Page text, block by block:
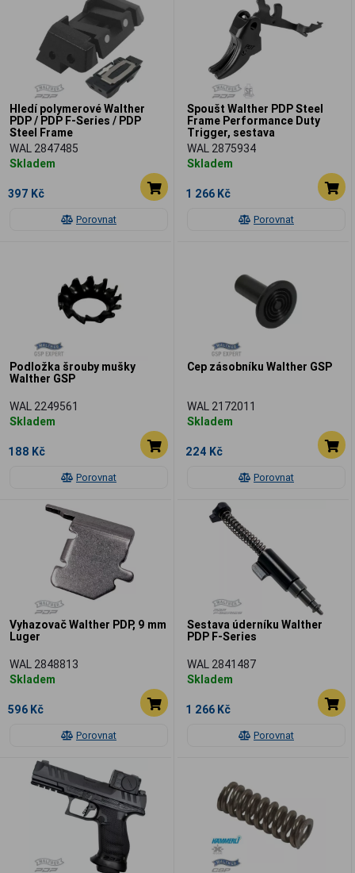
Porovnat
Hledí polymerové Walther
PDP / PDP F-Series / PDP
Steel Frame
WAL 2847485
Skladem
397 Kč
Porovnat
Spoušt Walther PDP Steel
Frame Performance Duty
Trigger, sestava
WAL 2875934
Skladem
1 266 Kč
Porovnat
Podložka šrouby mušky
Walther GSP
WAL 2249561
Skladem
188 Kč
Porovnat
Cep zásobníku Walther GSP
WAL 2172011
Skladem
224 Kč
Porovnat
Vyhazovač Walther PDP, 9 mm
Luger
WAL 2848813
Skladem
596 Kč
Porovnat
Sestava úderníku Walther
PDP F-Series
WAL 2841487
Skladem
1 266 Kč